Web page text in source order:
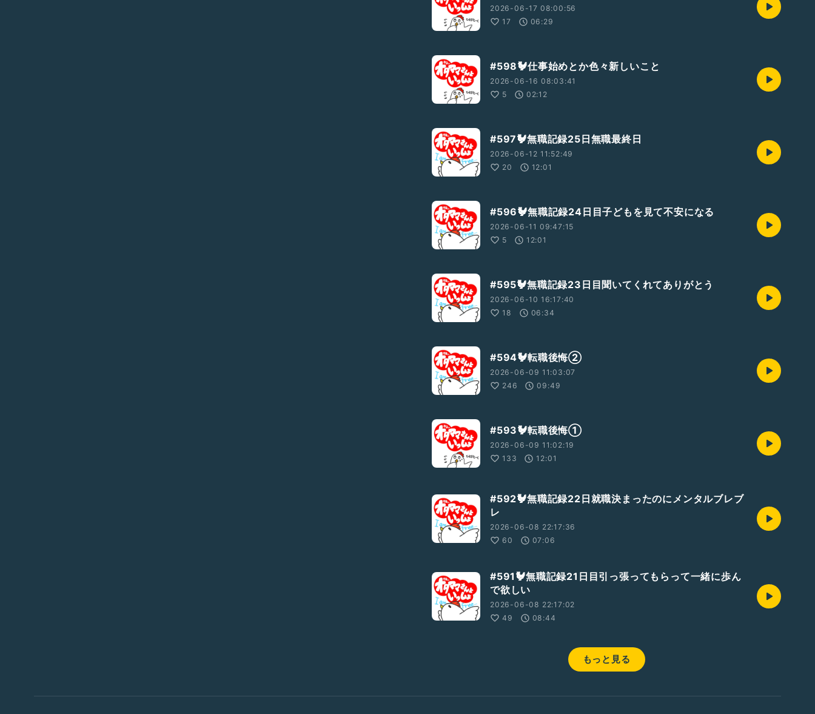
2026-06-17 08:00:56
17
06:29
#598🐓仕事始めとか色々新しいこと
2026-06-16 08:03:41
5
02:12
#597🐓無職記録25日無職最終日
2026-06-12 11:52:49
20
12:01
#596🐓無職記録24日目子どもを見て不安になる
2026-06-11 09:47:15
5
12:01
#595🐓無職記録23日目聞いてくれてありがとう
2026-06-10 16:17:40
18
06:34
#594🐓転職後悔②
2026-06-09 11:03:07
246
09:49
#593🐓転職後悔①
2026-06-09 11:02:19
133
12:01
#592🐓無職記録22日就職決まったのにメンタルブレブ
レ
2026-06-08 22:17:36
60
07:06
#591🐓無職記録21日目引っ張ってもらって一緒に歩ん
で欲しい
2026-06-08 22:17:02
49
08:44
もっと見る